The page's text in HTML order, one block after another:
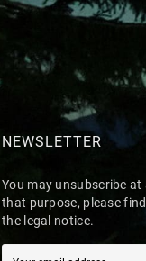
NEWSLETTER
You may unsubscribe
that purpose, please
the legal notice.